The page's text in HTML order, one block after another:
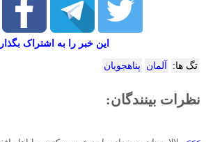
این خبر را به اشتراک
تگ ها: آلمان پناهجویان
نظرات بینندگان: